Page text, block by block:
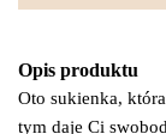
Opis produktu
Oto sukienka,
tym daje Ci